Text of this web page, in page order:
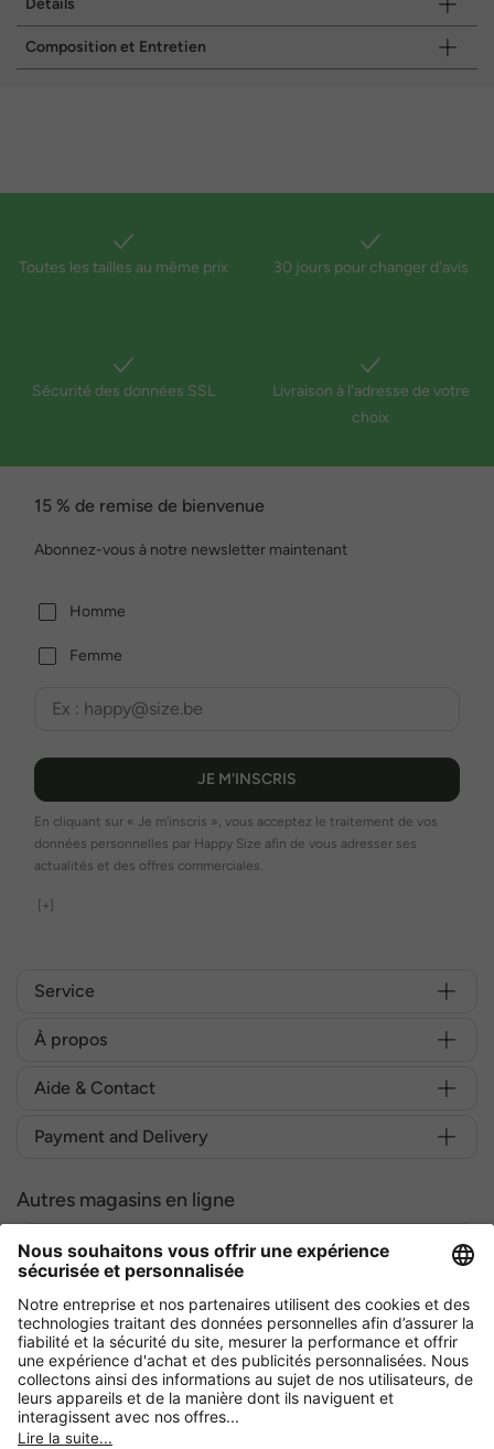
Détails
Composition et Entretien
Toutes les tailles au même prix 30 jours pour changer d'avis
Sécurité des données SSL
Livraison à l'adresse de votre
choix
15 % de remise de bienvenue
Abonnez-vous à notre newsletter maintenant
Homme
Femme
JE M'INSCRIS
En cliquant sur « Je m'inscris », vous acceptez le traitement de vos
données personnelles par Happy Size afin de vous adresser ses
actualités et des offres commerciales.
[+]
Service
À propos
Aide & Contact
Payment and Delivery
Autres magasins en ligne
Belgique
Achetez en toute sécurité avec :